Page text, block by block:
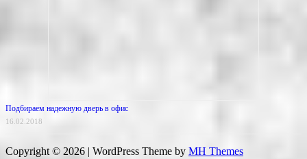
Подбираем надежную дверь в офис
16.02.2018
Copyright © 2026 | WordPress Theme by MH Themes